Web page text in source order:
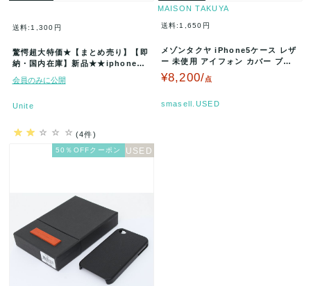
送料:1,300円
驚愕超大特価★【まとめ売り】【即
納・国内在庫】新品★★iphoneケ
ト…
会員のみに公開
Unite
(4件)
MAISON TAKUYA
送料:1,650円
メゾンタクヤ iPhone5ケース レザ
ー 未使用 アイフォン カバー ブラ
ンド 黒 メンズ ブラッ…
¥8,200/点
smasell.USED
50％OFFクーポン